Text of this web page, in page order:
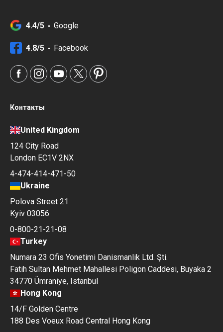
4.4/5 Google
4.8/5 Facebook
Контакты
United Kingdom
124 City Road
London EC1V 2NX
4-474-414-471-50
Ukraine
Polova Street 21
Kyiv 03056
0-800-21-21-08
Turkey
Numara 23 Ofis Yonetimi Danismanlik Ltd. Şti.
Fatih Sultan Mehmet Mahallesi Poligon Caddesi, Buyaka 2
34770 Ümraniye, Istanbul
Hong Kong
14/F Golden Centre
188 Des Voeux Road Central Hong Kong